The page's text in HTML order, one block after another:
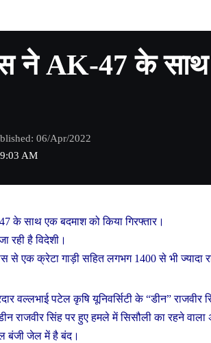
ने AK-47 के साथ
AM
06/Apr/2022
के साथ एक बदमाश को किया गिरफ्तार।
रही है विदेशी।
से एक क्रेटा गाड़ी सहित लगभग 1400 से भी ज्यादा
वल्लभाई पटेल कृषि यूनिवर्सिटी के “डीन”
राजवीर सिंह पर हुए हमले में सिसौली का रहने
बंजी जेल में है बंद।